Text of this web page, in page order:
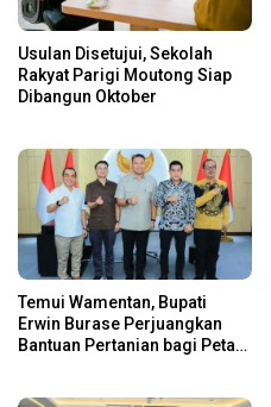
Usulan Disetujui, Sekolah
Rakyat Parigi Moutong Siap
Dibangun Oktober
Temui Wamentan, Bupati
Erwin Burase Perjuangkan
Bantuan Pertanian bagi Petani